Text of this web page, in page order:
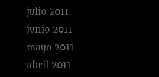
julio 2011
junio 2011
mayo 2011
abril 2011